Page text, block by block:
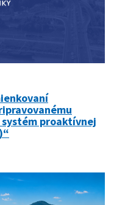
proaktívnej